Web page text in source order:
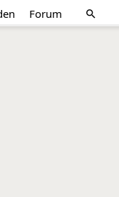
Forum search